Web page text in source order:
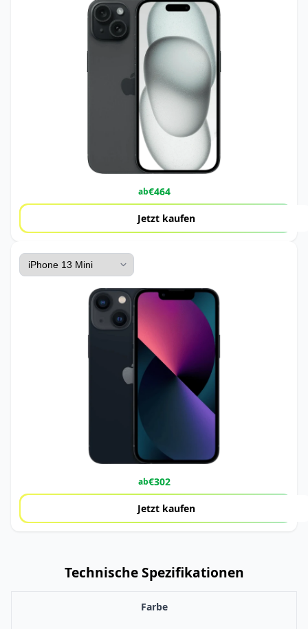
ab€464
Jetzt kaufen
ab€302
Jetzt kaufen
Technische Spezifikationen
Farbe